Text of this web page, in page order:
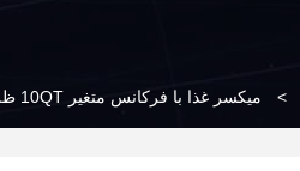
> میکسر غذا با فرکانس متغیر 10QT ظرفیت همزن سیاره ای برای خمیر پیتزا